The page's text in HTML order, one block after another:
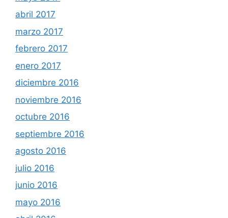
abril 2017
marzo 2017
febrero 2017
enero 2017
diciembre 2016
noviembre 2016
octubre 2016
septiembre 2016
agosto 2016
julio 2016
junio 2016
mayo 2016